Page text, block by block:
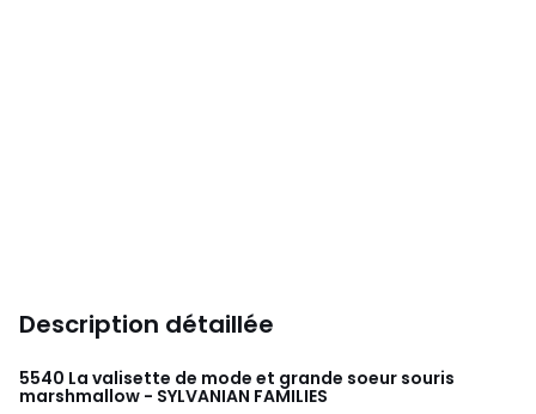
Description détaillée
5540 La valisette de mode et grande soeur souris
marshmallow - SYLVANIAN FAMILIES